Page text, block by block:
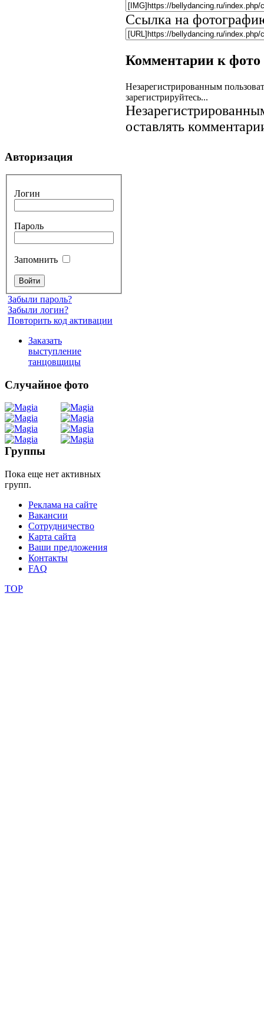
Ссылка на
Комментарии к фото
Незарегистрированным
зарегистрируйтесь...
оставлять
Авторизация
Логин
Пароль
Запомнить
Забыли пароль?
Забыли логин?
Повторить код активации
Заказать
выступление
танцовщицы
Случайное фото
Группы
Пока еще нет активных
групп.
Реклама на сайте
Вакансии
Сотрудничество
Карта сайта
Ваши предложения
Контакты
FAQ
TOP